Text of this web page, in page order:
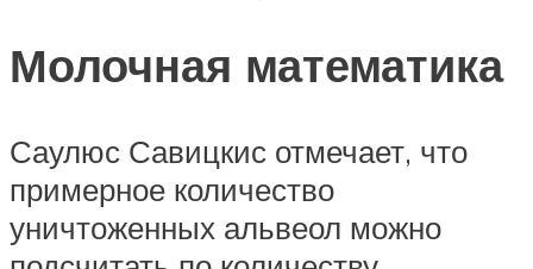
Молочная математика
Саулюс Савицкис отмечает, что
примерное количество
уничтоженных альвеол можно